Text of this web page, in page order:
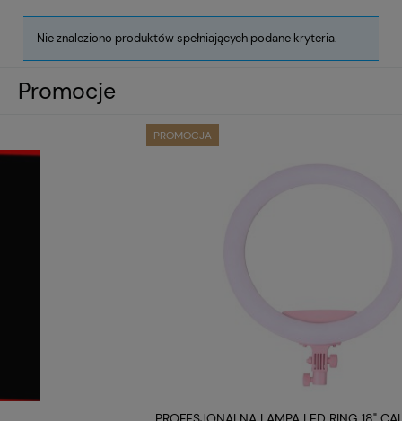
Nie znaleziono produktów spełniających podane kryteria.
Promocje